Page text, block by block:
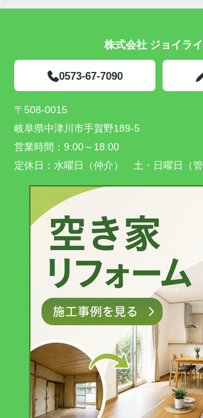
株式会社 ジョイラ
0573-67-7090
〒508-0015
岐阜県中津川市手賀野189-5
営業時間： 9:00～18:00
定休日： 水曜日（仲介） 土・日曜日（